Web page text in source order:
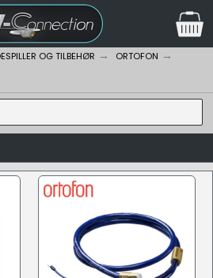
OG TILBEHØR
ORTOFON